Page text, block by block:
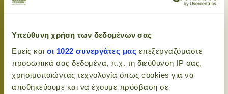
Υπεύθυνη χρήση των δεδομένων σας
Εμείς και οι 1022 συνεργάτες μας επεξεργαζόμαστε
προσωπικά σας δεδομένα, π.χ. τη διεύθυνση IP σας,
χρησιμοποιώντας τεχνολογία όπως cookies για να
αποθηκεύουμε και να έχουμε πρόσβαση σε
Protein: 81g
Salt: 0.5g
Amino Acid Content (per 100g)